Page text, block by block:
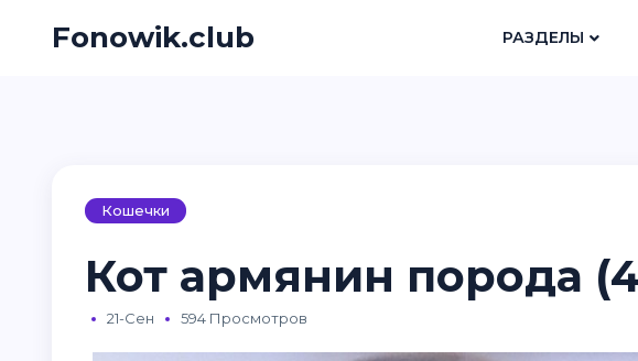
Fonowik.club РАЗДЕЛЫ
Кошечки
Кот армянин порода
21-Сен 594 Просмотров